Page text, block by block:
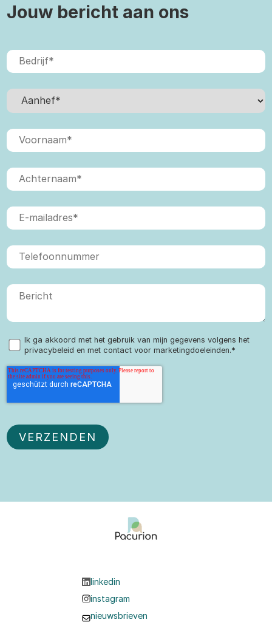
Jouw bericht aan ons
Ik ga akkoord met het gebruik van mijn gegevens volgens het
privacybeleid en met contact voor marketingdoeleinden.*
linkedin
instagram
nieuwsbrieven